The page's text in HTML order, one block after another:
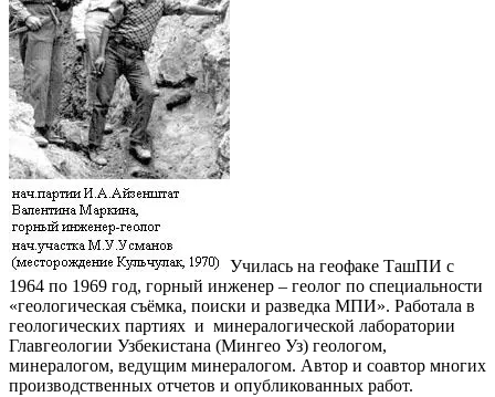
Училась на геофаке ТашПИ с
1964 по 1969 год, горный инженер – геолог по специальности
«геологическая съёмка, поиски и разведка МПИ». Работала в
геологических партиях и минералогической лаборатории
Главгеологии Узбекистана (Мингео Уз) геологом,
минералогом, ведущим минералогом. Автор и соавтор многих
производственных отчетов и опубликованных работ.